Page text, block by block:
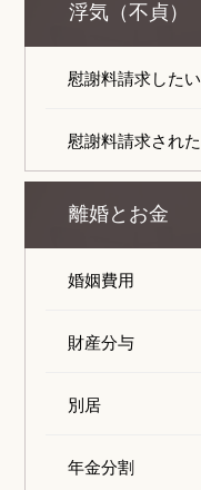
浮気（不貞）
慰謝料請求したい
慰謝料請求された
離婚とお金
婚姻費用
財産分与
別居
年金分割